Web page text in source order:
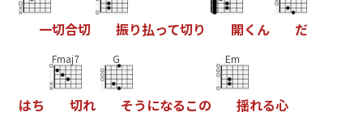
一切合切 振り払って切り 開く ん だ
はち
Fmaj7
切れ
G
そう になるこの
Em
揺れる心